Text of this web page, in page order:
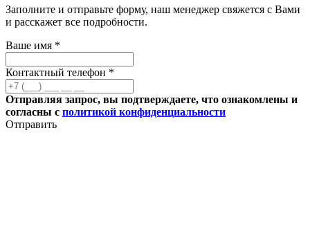
Заполните и отправьте форму, наш менеджер свяжется с Вами
и расскажет все подробности.
Ваше имя *
Контактный телефон *
Отправляя запрос, вы подтверждаете, что ознакомлены и
согласны с политикой конфиденциальности
Отправить